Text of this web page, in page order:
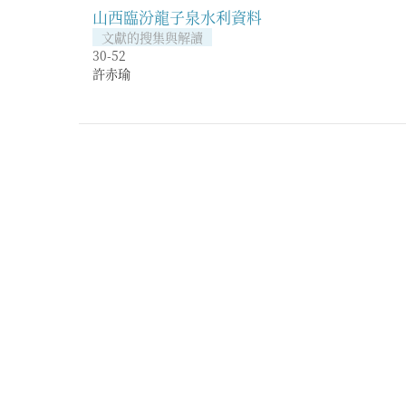
山西臨汾龍子泉水利資料
文獻的搜集與解讀
30-52
許赤瑜